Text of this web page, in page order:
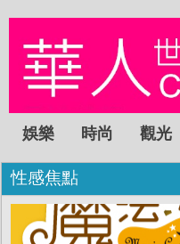
娛樂 時尚 觀光
性感焦點